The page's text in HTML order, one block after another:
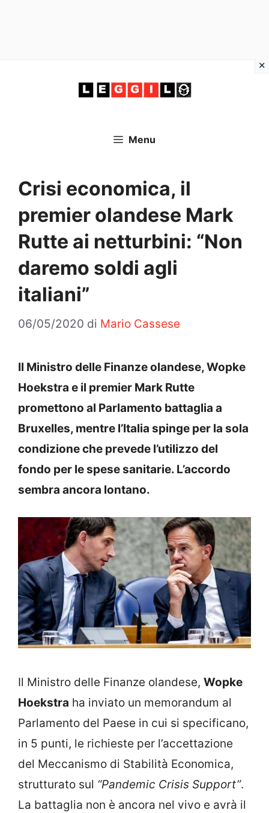
Menu
Crisi economica, il
premier olandese Mark
Rutte ai netturbini: “Non
daremo soldi agli
italiani”
06/05/2020 di Mario Cassese
Il Ministro delle Finanze olandese, Wopke
Hoekstra e il premier Mark Rutte
promettono al Parlamento battaglia a
Bruxelles, mentre l’Italia spinge per la sola
condizione che prevede l’utilizzo del
fondo per le spese sanitarie. L’accordo
sembra ancora lontano.
Il Ministro delle Finanze olandese, Wopke
Hoekstra ha inviato un memorandum al
Parlamento del Paese in cui si specificano,
in 5 punti, le richieste per l’accettazione
del Meccanismo di Stabilità Economica,
strutturato sul “Pandemic Crisis Support”.
La battaglia non è ancora nel vivo e avrà il